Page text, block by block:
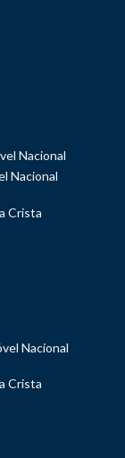
Nacional
Nacional
Crista
Nacional
Crista